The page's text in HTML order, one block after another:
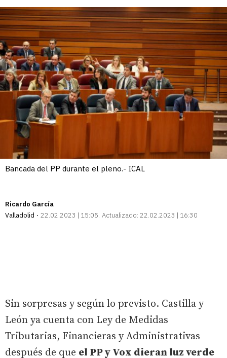
Bancada del PP durante el pleno.- ICAL
Ricardo García
Valladolid
22.02.2023 | 15:05 Actualizado: 22.02.2023 | 16:30
Sin sorpresas y según lo previsto. Castilla y
León ya cuenta con Ley de Medidas
Tributarias, Financieras y Administrativas
después de que el PP y Vox dieran luz verde